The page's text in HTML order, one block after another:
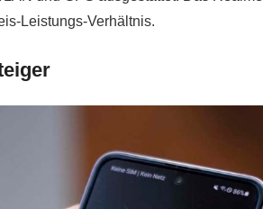
Leistungs-Verhältnis.